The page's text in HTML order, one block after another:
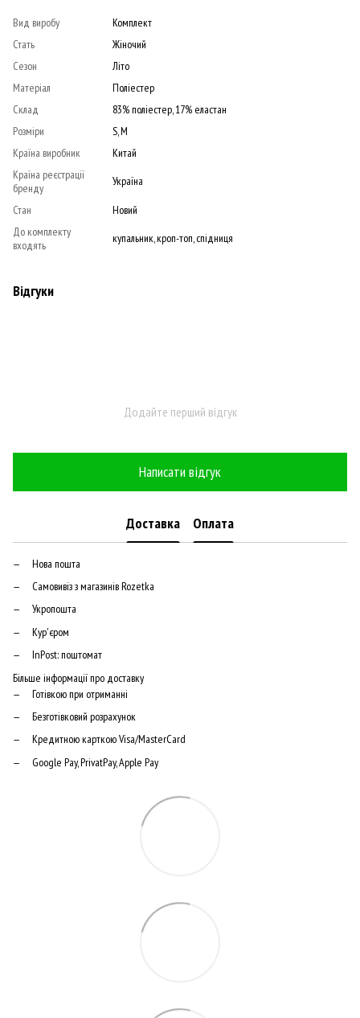
Вид виробу
Комплект
Стать
Жіночий
Сезон
Літо
Матеріал
Поліестер
Склад
83% поліестер, 17% еластан
Розміри
S, M
Країна виробник
Китай
Країна реєстрації
бренду
Україна
Стан
Новий
До комплекту
входять
купальник, кроп-топ, спідниця
Відгуки
Додайте перший відгук
Написати відгук
Доставка Оплата
Нова пошта
Самовивіз з магазинів Rozetka
Укропошта
Кур'єром
InPost: поштомат
Більше інформації про доставку
Готівкою при отриманні
Безготівковий розрахунок
Кредитною карткою Visa/MasterCard
Google Pay, PrivatPay, Apple Pay